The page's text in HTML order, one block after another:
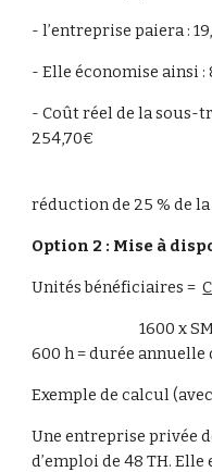
- l’entreprise paiera :
- Elle économise ainsi :
- Coût réel de la sous-
254,70€
réduction de 25 % de
Option 2 : Mise à
Unités bénéficiaires =
600 h = durée
Exemple de calcul
Une entreprise privée
d’emploi de 48 TH.